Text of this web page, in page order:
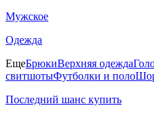
Мужское
Одежда
ЕщеБрюкиВерхняя одежда
свитшотыФутболки и поло
Последний шанс купить